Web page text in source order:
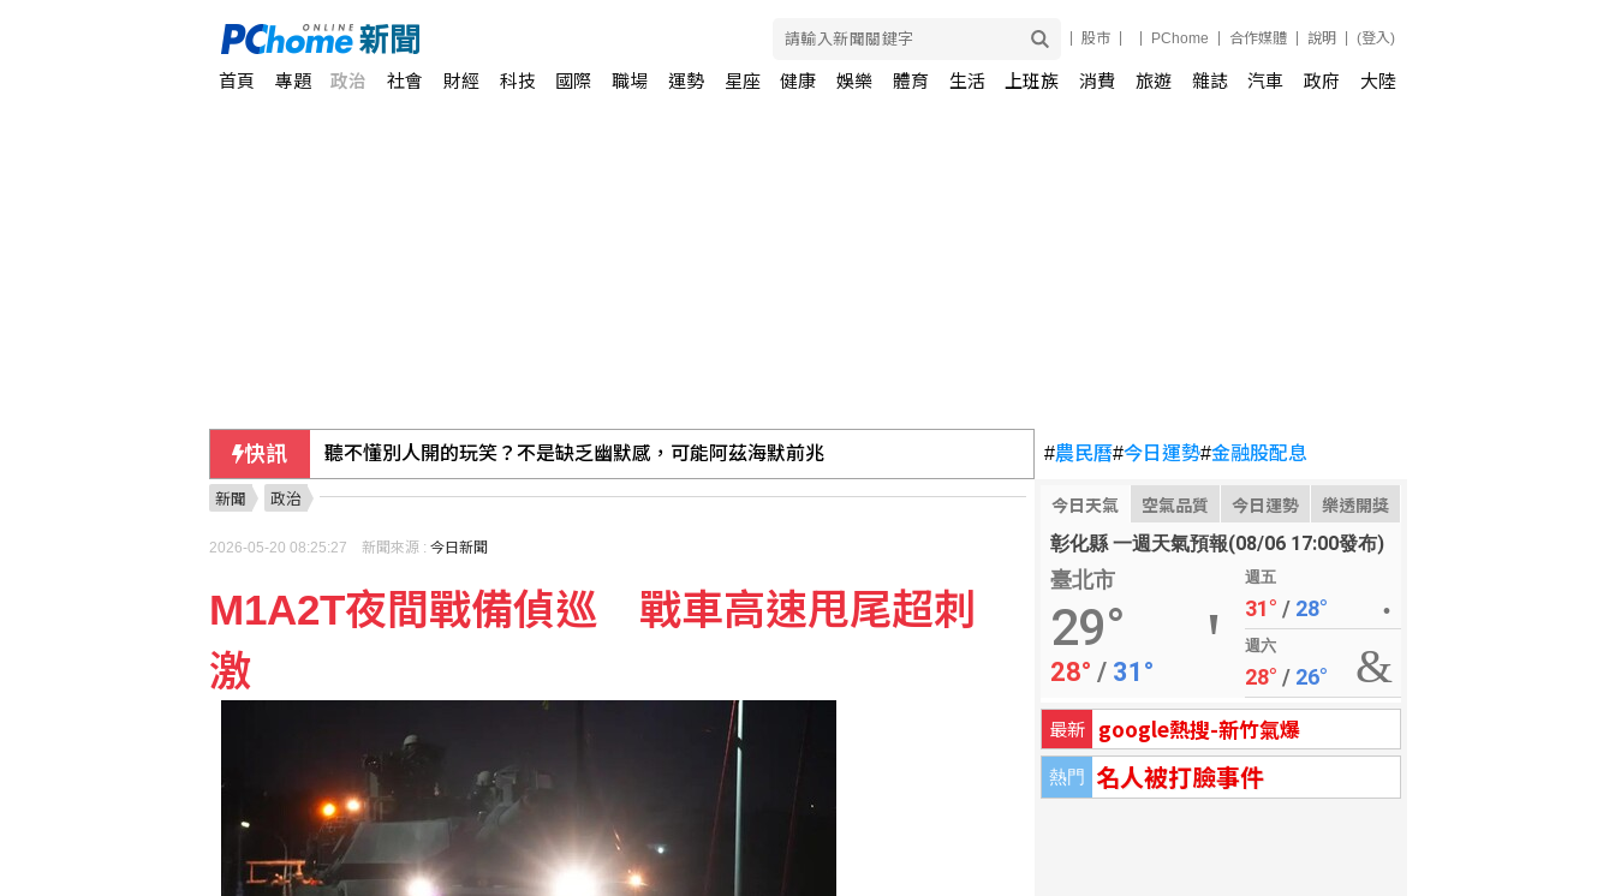
股市 PChome 合作媒體 說明 (登入)
首頁 專題 政治 社會 財經 科技 國際 職場 運勢 星座 健康 娛樂 體育 生活 上班族 消費 旅遊 雜誌 汽車 政府 大陸
快訊 聽不懂別人開的玩笑？不是缺乏幽默感，可能阿茲海默前兆
高階穿戴需求強 Garmin第2季獲利大增3成創高
#農民曆#今日運勢#金融股配息
今日天氣 空氣品質 今日運勢 樂透開獎
彰化縣 一週天氣預報(08/06 17:00發布)
臺北市
29°
28° / 31°
週五
31° / 28°
週六
28° / 26°
最新 google熱搜-新竹氣爆
熱門 名人被打臉事件
新聞 政治
2026-05-20 08:25:27 新聞來源 : 今日新聞
M1A2T夜間戰備偵巡 戰車高速甩尾超刺
激